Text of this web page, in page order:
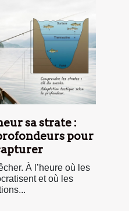
sa strate :
pour
À l’heure où les
et où les